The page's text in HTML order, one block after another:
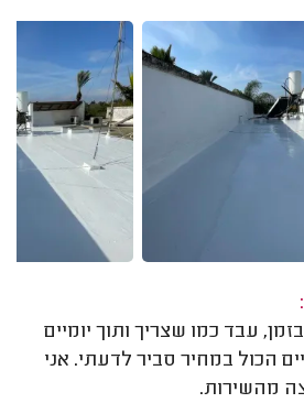
עבד כמו שצריך ותוך יומיים
הכול במחיר סביר לדעתי. אני
מהשירות.